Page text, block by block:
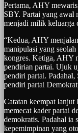
Pertama, AHY
SBY. Partai yang awal
menjadi milik keluarga
“Kedua, AHY
manipulasi yang
kongres. Ketiga, AHY
pendirian partai. Ujuk
pendiri partai.
pendiri partai
Catatan keempat
memecat kader partai
demokratis. Padahal ia
kepemimpinan yang